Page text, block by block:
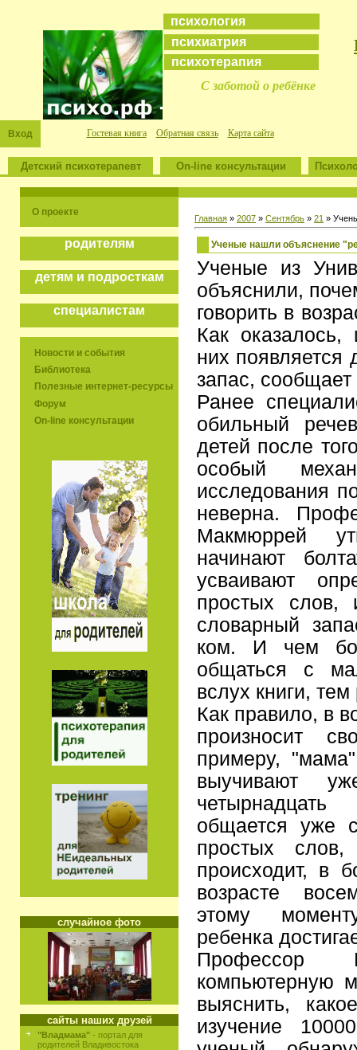
психология
психиатрия
психотерапия
С заботой о ребёнке
Вход Гостевая книга Обратная связь Карта сайта
Детский психотерапевт On-line консультации
О проекте
родителям
детям и подросткам
специалистам
Новости и события
Библиотека
Полезные интернет-ресурсы
Форум
On-line консультации
случайное фото
сайты наших друзей
"Владмама" - портал для
родителей Владивостока
Главная » 2007 » Сентябрь » 21 »
Ученые нашли объяснение
Ученые из
объяснили,
говорить в
Как
них появляется
запас,
Ранее
обильный
детей после
особый
исследования
неверна.
Макмюррей
начинают
усваивают
простых
словарный
ком. И чем
общаться с
вслух книги,
Как правило, в
произносит
примеру,
выучивают
общается уже
простых
происходит, в
возрасте
этому
ребенка
Профессор
компьютерную
выяснить,
изучение